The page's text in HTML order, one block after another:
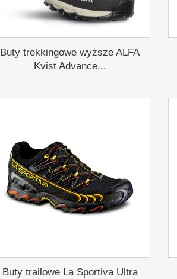
Buty trekkingowe wyższe ALFA
Kvist Advance...
Buty trailowe La Sportiva Ultra